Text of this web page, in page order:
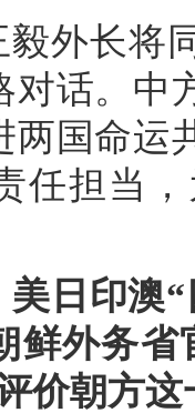
毅外长将
对话。中
两国命运
任担当
日印澳
鲜外务
价朝方这